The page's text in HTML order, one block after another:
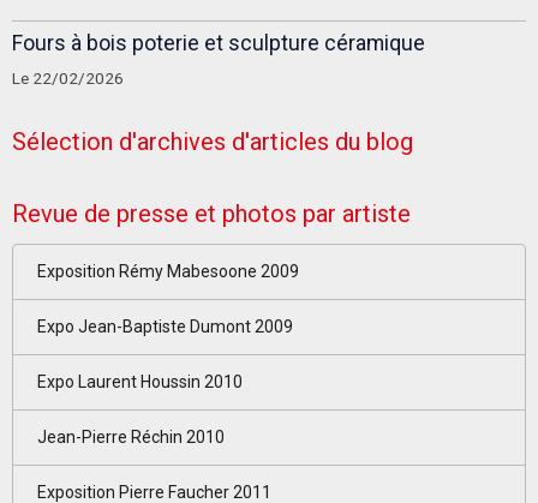
Fours à bois poterie et sculpture céramique
Le 22/02/2026
Sélection d'archives d'articles du blog
Revue de presse et photos par artiste
Exposition Rémy Mabesoone 2009
Expo Jean-Baptiste Dumont 2009
Expo Laurent Houssin 2010
Jean-Pierre Réchin 2010
Exposition Pierre Faucher 2011